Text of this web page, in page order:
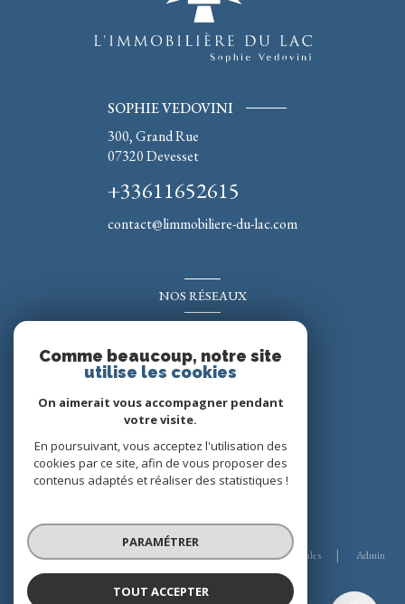
SOPHIE VEDOVINI
300, Grand Rue
07320Devesset
+33611652615
contact@limmobiliere-du-lac.com
NOS RÉSEAUX
© 2026 | Tous droits réservés
Nos honoraires
Nos partenaires Mentions légales
Admin
Politique RGPD
Cookies
Comme beaucoup, notre site
utilise les cookies
On aimerait vous accompagner pendant
votre visite.
En poursuivant, vous acceptez l'utilisation des
cookies par ce site, afin de vous proposer des
contenus adaptés et réaliser des statistiques !
PARAMÉTRER
TOUT ACCEPTER